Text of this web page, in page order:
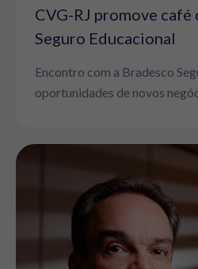
CVG-RJ promove café
Seguro Educacional
Encontro com a Bradesco
oportunidades de novos